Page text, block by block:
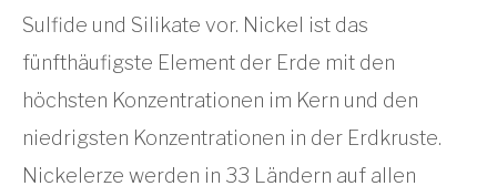
Sulfide und Silikate vor. Nickel ist das
fünfthäufigste Element der Erde mit den
höchsten Konzentrationen im Kern und den
niedrigsten Konzentrationen in der Erdkruste.
Nickelerze werden in 33 Ländern auf allen